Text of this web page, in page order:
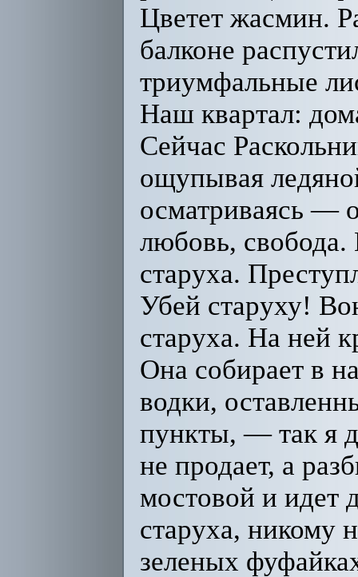
Цветет жасмин.
балконе
триумфальные
Наш квартал:
Сейчас
ощупывая
осматриваясь —
любовь,
старуха.
Убей старуху!
старуха. На ней
Она собирает в
водки,
пункты, — так я
не продает, а
мостовой и идет
старуха, никому
зеленых